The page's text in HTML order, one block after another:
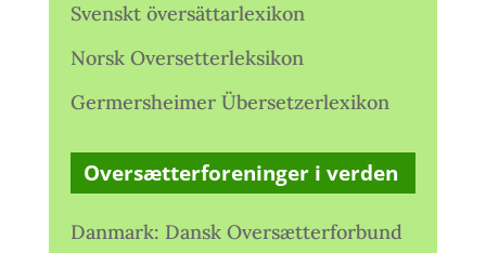
Svenskt översättarlexikon
Norsk Oversetterleksikon
Germersheimer Übersetzerlexikon
Oversætterforeninger i verden
Danmark: Dansk Oversætterforbund